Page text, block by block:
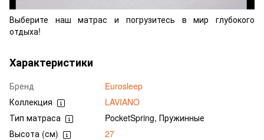
Выберите наш матрас и погрузитесь в мир глубокого
отдыха!
Характеристики
Бренд
Eurosleep
Коллекция
LAVIANO
Тип матраса
PocketSpring, Пружинные
Высота (см)
27